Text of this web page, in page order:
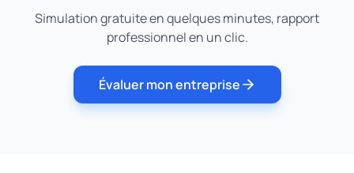
Simulation gratuite en quelques minutes, rapport
professionnel en un clic.
Évaluer mon entreprise